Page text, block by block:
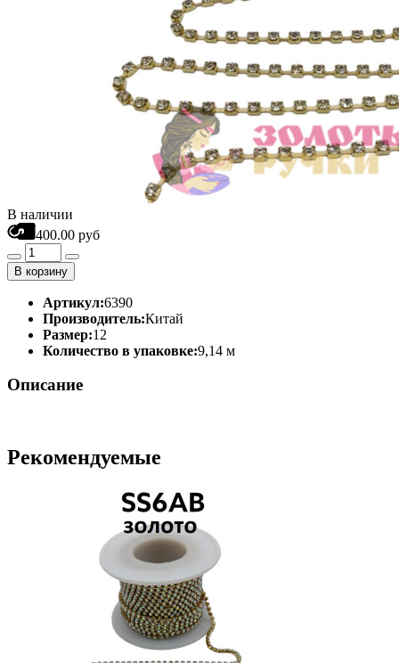
В наличии
400.00 руб
В корзину
Артикул:6390
Производитель:Китай
Размер:12
Количество в упаковке:9,14 м
Описание
Рекомендуемые